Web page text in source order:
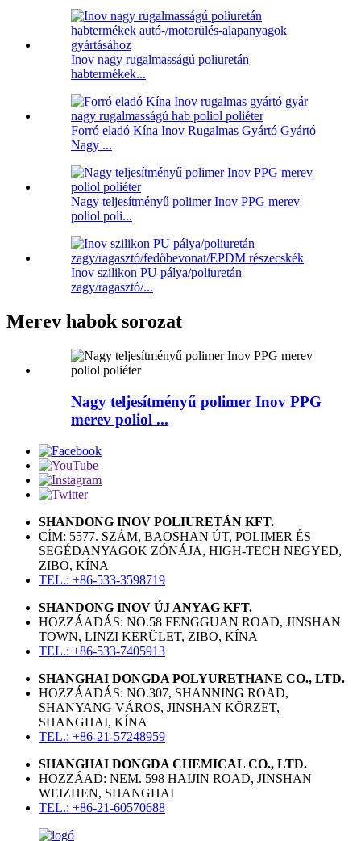
Inov nagy rugalmasságú poliuretán
habtermékek...
Forró eladó Kína Inov Rugalmas Gyártó Gyártó
Nagy ...
Nagy teljesítményű polimer Inov PPG merev
poliol poli...
Inov szilikon PU pálya/poliuretán
zagy/ragasztó/...
Merev habok sorozat
Nagy teljesítményű polimer Inov PPG
merev poliol ...
SHANDONG INOV POLIURETÁN KFT.
CÍM: 5577. SZÁM, BAOSHAN ÚT, POLIMER ÉS
SEGÉDANYAGOK ZÓNÁJA, HIGH-TECH NEGYED,
ZIBO, KÍNA
TEL.: +86-533-3598719
SHANDONG INOV ÚJ ANYAG KFT.
HOZZÁADÁS: NO.58 FENGGUAN ROAD, JINSHAN
TOWN, LINZI KERÜLET, ZIBO, KÍNA
TEL.: +86-533-7405913
SHANGHAI DONGDA POLYURETHANE CO., LTD.
HOZZÁADÁS: NO.307, SHANNING ROAD,
SHANYANG VÁROS, JINSHAN KÖRZET,
SHANGHAI, KÍNA
TEL.: +86-21-57248959
SHANGHAI DONGDA CHEMICAL CO., LTD.
HOZZÁAD: NEM. 598 HAIJIN ROAD, JINSHAN
WEIZHEN, SHANGHAI
TEL.: +86-21-60570688